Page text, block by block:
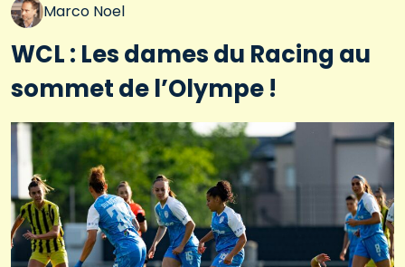
Marco Noel
WCL : Les dames du Racing au
sommet de l’Olympe !